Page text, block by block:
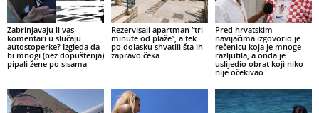
Zabrinjavaju li vas
komentari u slučaju
autostoperke? Izgleda da
bi mnogi (bez dopuštenja)
pipali žene po sisama
Rezervisali apartman “tri
minute od plaže”, a tek
po dolasku shvatili šta ih
zapravo čeka
Pred hrvatskim
navijačima izgovorio je
rečenicu koja je mnoge
razljutila, a onda je
uslijedio obrat koji niko
nije očekivao